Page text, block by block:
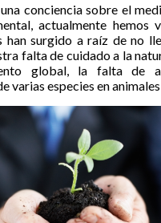
conciencia sobre el
actualmente hemos
han surgido a raíz de no
falta de cuidado a la
global, la falta de
varias especies en